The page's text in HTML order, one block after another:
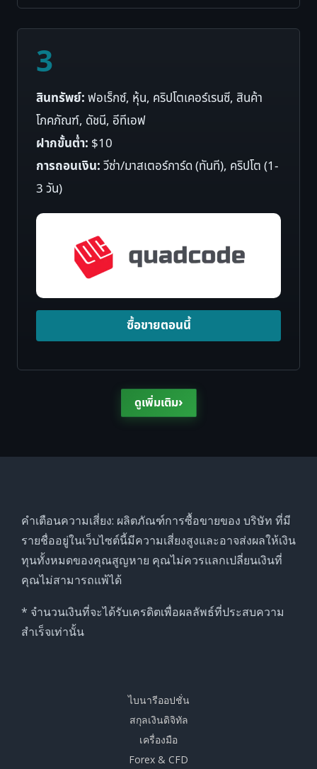
3
สินทรัพย์:ฟอเร็กซ์, หุ้น, คริปโตเคอร์เรนซี, สินค้า
โภคภัณฑ์, ดัชนี, อีทีเอฟ
ฝากขั้นต่ำ: $10
การถอนเงิน:วีซ่า/มาสเตอร์การ์ด (ทันที), คริปโต (1-
3 วัน)
ซื้อขายตอนนี้
ดูเพิ่มเติม›
คำเตือนความเสี่ยง: ผลิตภัณฑ์การซื้อขายของ บริษัท ที่มี
รายชื่ออยู่ในเว็บไซต์นี้มีความเสี่ยงสูงและอาจส่งผลให้เงิน
ทุนทั้งหมดของคุณสูญหาย คุณไม่ควรแลกเปลี่ยนเงินที่
คุณไม่สามารถแพ้ได้
* จำนวนเงินที่จะได้รับเครดิตเพื่อผลลัพธ์ที่ประสบความ
สำเร็จเท่านั้น
ไบนารีออปชั่น
สกุลเงินดิจิทัล
เครื่องมือ
Forex & CFD